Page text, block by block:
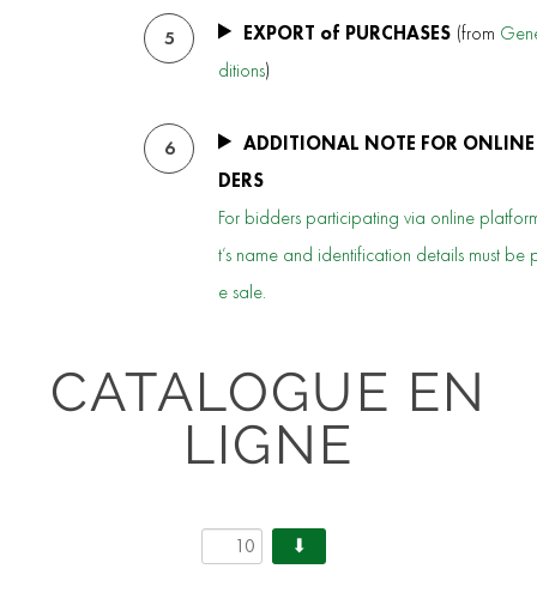
5 EXPORT of PURCHASES (from
ditions)
6
ADDITIONAL NOTE FOR ONLINE
DERS
For bidders participating via online
t’s name and identification details must
e sale.
CATALOGUE EN
LIGNE